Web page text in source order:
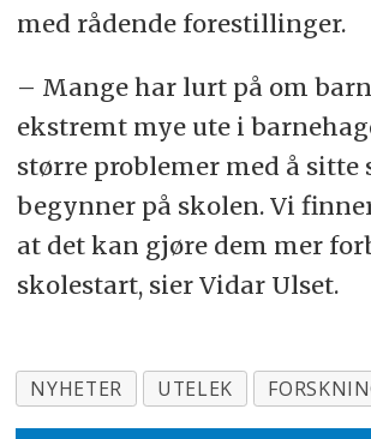
med rådende forestillinger.
– Mange har lurt på om
ekstremt mye ute i
større problemer med å sitte
begynner på skolen. Vi
at det kan gjøre dem mer
skolestart, sier Vidar Ulset.
NYHETER UTELEK